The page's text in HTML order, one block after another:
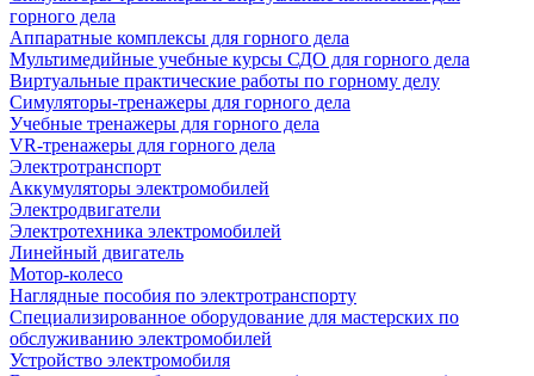
горного дела
Аппаратные комплексы для горного дела
Мультимедийные учебные курсы СДО для горного дела
Виртуальные практические работы по горному делу
Симуляторы-тренажеры для горного дела
Учебные тренажеры для горного дела
VR-тренажеры для горного дела
Электротранспорт
Аккумуляторы электромобилей
Электродвигатели
Электротехника электромобилей
Линейный двигатель
Мотор-колесо
Наглядные пособия по электротранспорту
Специализированное оборудование для мастерских по
обслуживанию электромобилей
Устройство электромобиля